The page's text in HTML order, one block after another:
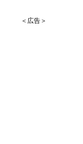
＜広告＞